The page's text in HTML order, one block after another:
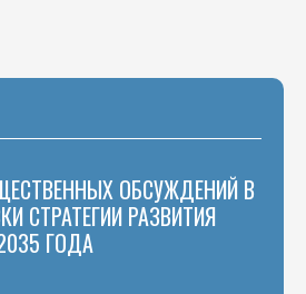
ОБСУЖДЕНИЙ В
СТРАТЕГИИ РАЗВИТИЯ
ГОДА